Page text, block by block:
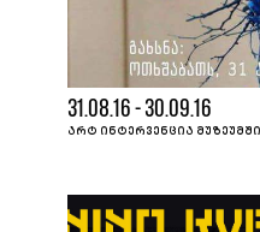
31.08.16 - 30.09.16
ᲐᲠᲢ ᲘᲜᲢᲔᲠᲕᲔᲜᲪᲘᲐ